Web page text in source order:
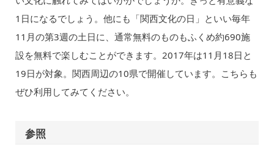
1日になるでしょう。他にも「関西文化の日」といい毎年
11月の第3週の土日に、通常無料のものもふくめ約690施
設を無料で楽しむことができます。2017年は11月18日と
19日が対象。関西周辺の10県で開催しています。こちらも
ぜひ利用してみてください。
参照